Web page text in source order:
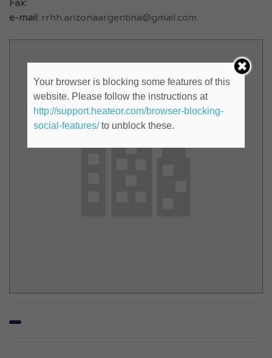
Fax:
e-mail: rrhh.arizonaargentina@gmail.com
Your browser is blocking some features of this
website. Please follow the instructions at
http://support.heateor.com/browser-blocking-
social-features/to unblock these.